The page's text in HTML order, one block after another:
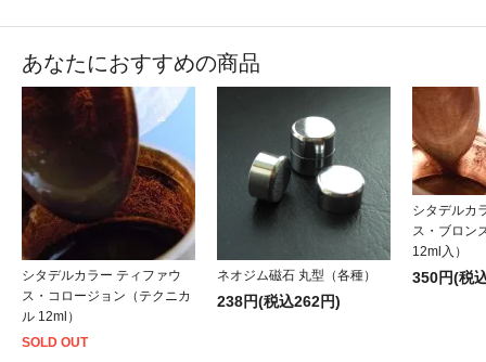
あなたにおすすめの商品
シタデルカラー ティファウ
ス・コロージョン（テクニカ
ル 12ml）
SOLD OUT
ネオジム磁石 丸型（各種）
238円(税込262円)
シタデルカ
ス・ブロン
12ml入）
350円(税